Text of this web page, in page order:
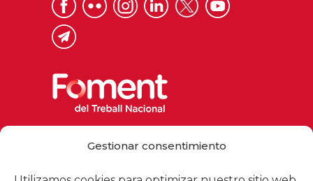
Gestionar consentimiento
foment@foment.com